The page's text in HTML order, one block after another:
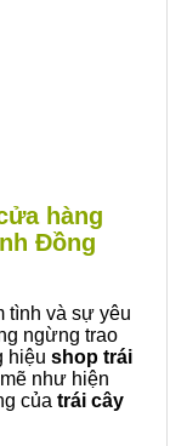
hàng
Đồng
tình và sự yêu
ngừng trao
hiệu shop trái
như hiện
của trái cây